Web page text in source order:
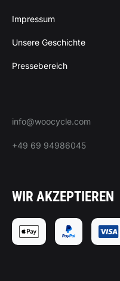
Impressum
Unsere Geschichte
Pressebereich
info@woocycle.com
+49 69 94986045
WIR AKZEPTIEREN